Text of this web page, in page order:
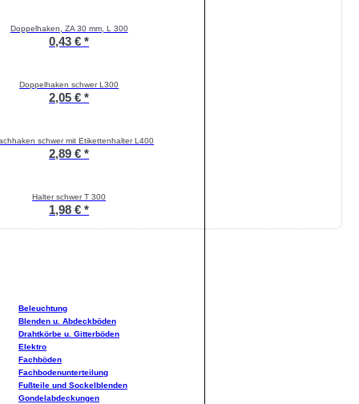
Doppelhaken, ZA 30 mm, L 300
0,43 € *
Doppelhaken schwer L300
2,05 € *
schwer mit Etikettenhalter L400
2,89 € *
Halter schwer T 300
1,98 € *
Beleuchtung
Blenden u. Abdeckböden
Drahtkörbe u. Gitterböden
Elektro
Fachböden
Fachbodenunterteilung
Fußteile und Sockelblenden
Gondelabdeckungen